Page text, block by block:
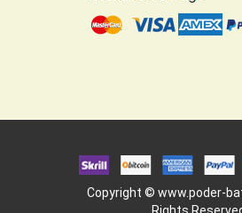
Copyright © www.poder-
Rights